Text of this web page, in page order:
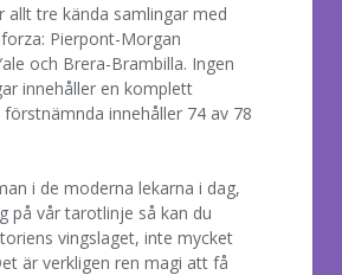
tre kända samlingar med
Pierpont-Morgan
och Brera-Brambilla. Ingen
innehåller en komplett
innehåller 74 av 78
i de moderna lekarna i dag,
på vår tarotlinje så kan du
vingslaget, inte mycket
är verkligen ren magi att få